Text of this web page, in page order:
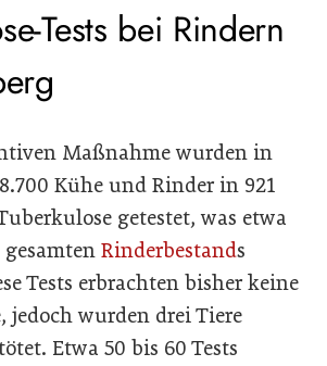
Tests bei Rindern
Maßnahme wurden in
Kühe und Rinder in 921
getestet, was etwa
gesamten Rinderbestands
Tests erbrachten bisher keine
jedoch wurden drei Tiere
Etwa 50 bis 60 Tests